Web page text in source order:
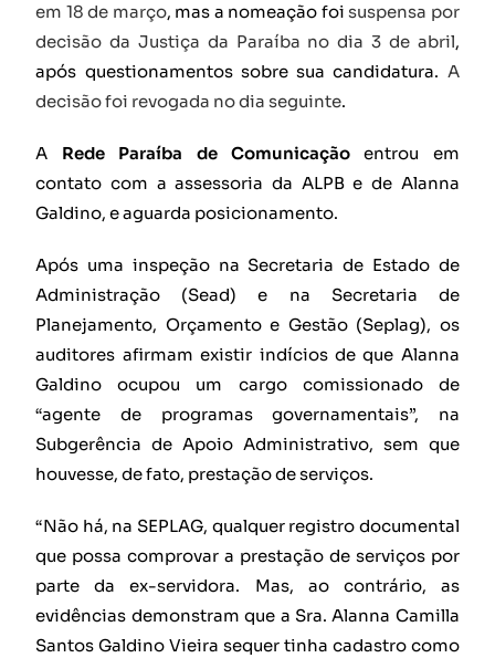
em 18 de março, mas a nomeação foisuspensa por
decisão da Justiça da Paraíba no dia 3 de abril,
após questionamentos sobre sua candidatura. A
decisão foi revogada no dia seguinte.
A Rede Paraíba de Comunicaçãoentrou em
contato com a assessoria da ALPB e de Alanna
Galdino, e aguarda posicionamento.
Após uma inspeção na Secretaria de Estado de
Administração (Sead) e na Secretaria de
Planejamento, Orçamento e Gestão (Seplag), os
auditores afirmam existir indícios de que Alanna
Galdino ocupou um cargo comissionado de
“agente de programas governamentais”, na
Subgerência de Apoio Administrativo, sem que
houvesse, de fato, prestação de serviços.
“Não há, na SEPLAG, qualquer registro documental
que possa comprovar a prestação de serviços por
parte da ex-servidora. Mas, ao contrário, as
evidências demonstram que a Sra. Alanna Camilla
Santos Galdino Vieira sequer tinha cadastro como